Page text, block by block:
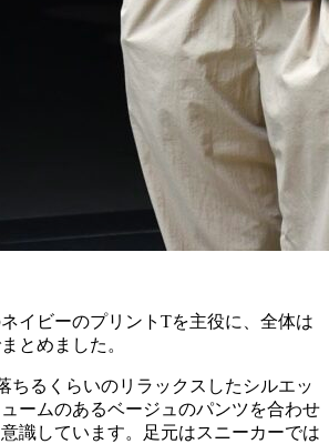
イビーのプリントTを主役に、全体は
とめました。
ちるくらいのリラックスしたシルエッ
ームのあるベージュのパンツを合わせ
識しています。足元はスニーカーでは